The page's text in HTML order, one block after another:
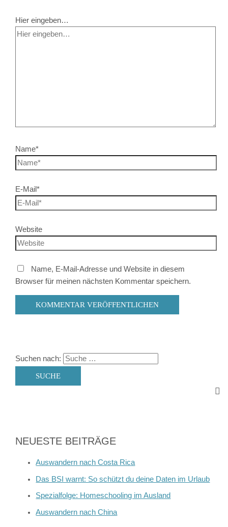
Hier eingeben…
Name*
E-Mail*
Website
Name, E-Mail-Adresse und Website in diesem
Browser für meinen nächsten Kommentar speichern.
Suchen nach:
NEUESTE BEITRÄGE
Auswandern nach Costa Rica
Das BSI warnt: So schützt du deine Daten im Urlaub
Spezialfolge: Homeschooling im Ausland
Auswandern nach China